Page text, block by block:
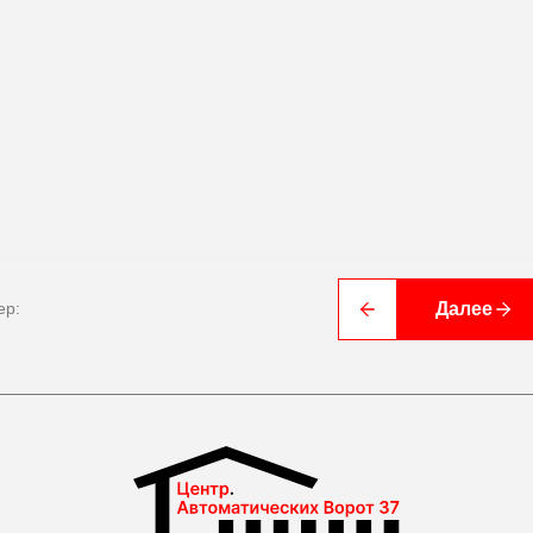
Далее
Cб-Вс выходной